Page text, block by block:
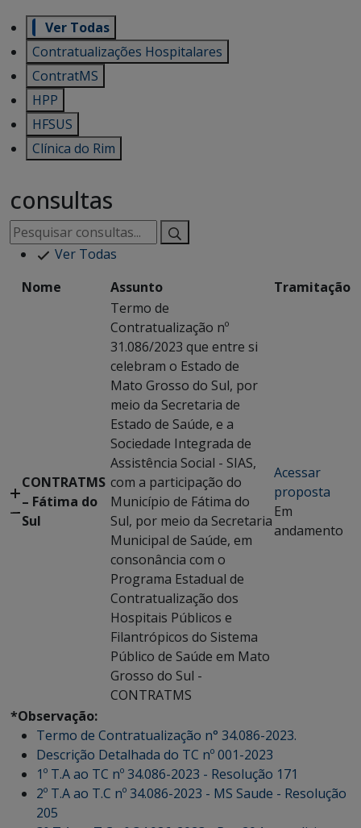
Ver Todas
Contratualizações Hospitalares
ContratMS
HPP
HFSUS
Clínica do Rim
consultas
Ver Todas
Nome
Assunto Tramitação
CONTRATMS
– Fátima do
Sul
Termo de
Contratualização nº
31.086/2023 que entre si
celebram o Estado de
Mato Grosso do Sul, por
meio da Secretaria de
Estado de Saúde, e a
Sociedade Integrada de
Assistência Social - SIAS,
com a participação do
Município de Fátima do
Sul, por meio da Secretaria
Municipal de Saúde, em
consonância com o
Programa Estadual de
Contratualização dos
Hospitais Públicos e
Filantrópicos do Sistema
Público de Saúde em Mato
Grosso do Sul -
CONTRATMS
Acessar
proposta
Em
andamento
*Observação:
Termo de Contratualização n° 34.086-2023.
Descrição Detalhada do TC nº 001-2023
1º T.A ao TC nº 34.086-2023 - Resolução 171
2º T.A ao T.C nº 34.086-2023 - MS Saude - Resolução
205